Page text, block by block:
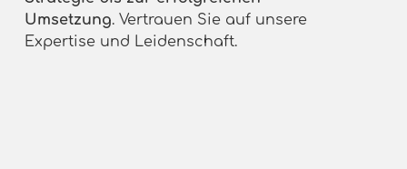
Umsetzung. Vertrauen Sie auf unsere
Expertise und Leidenschaft.